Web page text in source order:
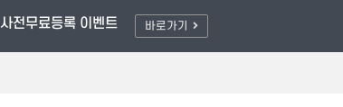
사전무료등록 이벤트 바로가기
풀러와/할인적용 - 최대 80% OFF